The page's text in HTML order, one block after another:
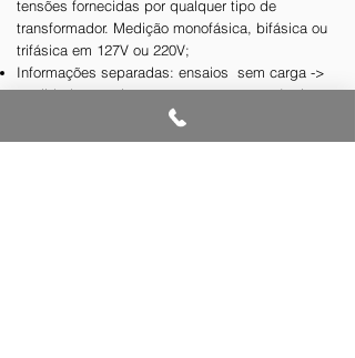
tensões fornecidas por qualquer tipo de
transformador. Medição monofásica, bifásica ou
trifásica em 127V ou 220V;
Informações separadas: ensaios sem carga ->
qualidade, ensaios com carga -> emergência.
Suporte